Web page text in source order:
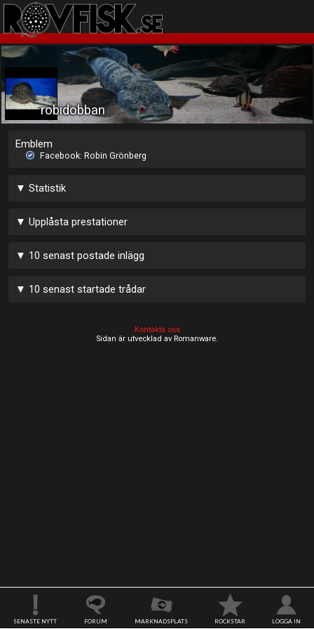
SENASTE NYTT FORUM MARKNADSPLATS ROCKSTAR LOGGA IN
robidobban
Emblem
Facebook: Robin Grönberg
▼ Statistik
▼ Upplåsta prestationer
▼ 10 senast postade inlägg
▼ 10 senast startade trådar
Kontakta oss
Sidan är utvecklad av Romanware.